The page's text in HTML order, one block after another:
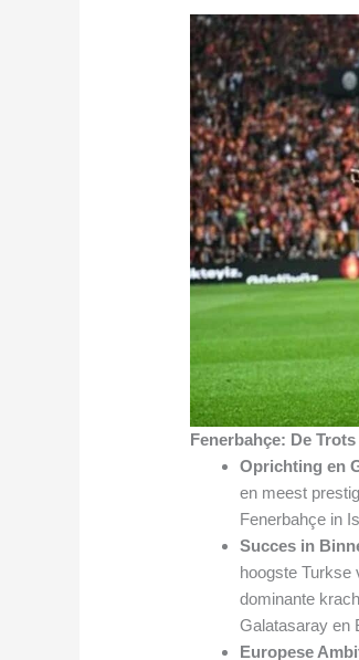
Fenerbahçe: De
Oprichting en
en meest
Fenerbahçe in
Succes in
hoogste Turkse
dominante
Galatasaray en
Europese